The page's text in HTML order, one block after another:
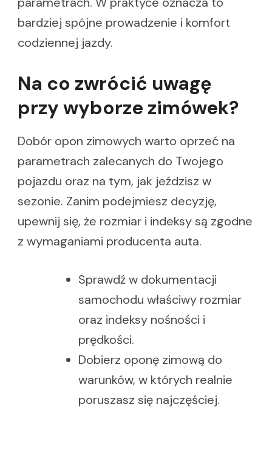
bardziej spójne prowadzenie i komfort
codziennej jazdy.
Na co zwrócić uwagę
przy wyborze zimówek?
Dobór opon zimowych warto oprzeć na
parametrach zalecanych do Twojego
pojazdu oraz na tym, jak jeździsz w
sezonie. Zanim podejmiesz decyzję,
upewnij się, że rozmiar i indeksy są zgodne
z wymaganiami producenta auta.
Sprawdź w dokumentacji
samochodu właściwy rozmiar
oraz indeksy nośności i
prędkości.
Dobierz oponę zimową do
warunków, w których realnie
poruszasz się najczęściej.